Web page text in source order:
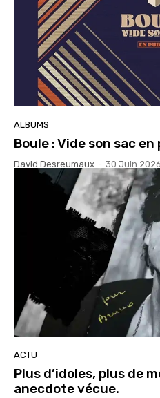
ALBUMS
Boule : Vide son sac en
David Desreumaux - 30 Juin 2026
ACTU
Plus d’idoles, plus de
anecdote vécue.